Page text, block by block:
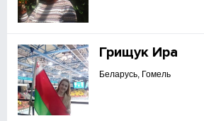
Грищук Ира
Беларусь, Гомель